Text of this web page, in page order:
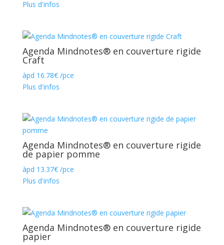
Plus d'infos
Agenda Mindnotes® en couverture rigide
Craft
àpd 16.78€/pce
Plus d'infos
Agenda Mindnotes® en couverture rigide
de papier pomme
àpd 13.37€/pce
Plus d'infos
Agenda Mindnotes® en couverture rigide
papier